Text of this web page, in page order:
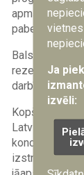
apmācību un
pabeiguši
Balstoties uz
rezerves
darbības
Kopš 1995.
Latvijas valsts
koncepcija
izstrādātā
vietnes
Ja
izvēli: